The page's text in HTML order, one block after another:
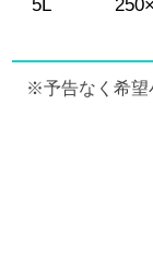
5L
予告なく希望